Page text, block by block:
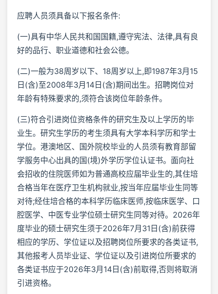
应聘人员须具备以下报名条件:
(一)具有中华人民共和国国籍,遵守宪法、法律,具有良
好的品行、职业道德和社会公德。
(二)一般为38周岁以下、18周岁以上,即1987年3月15
日(含)至2008年3月14日(含)期间出生。招聘岗位对
年龄有特殊要求的,须符合该岗位年龄条件。
(三)符合引进岗位资格条件的研究生及以上学历的毕
业生。研究生学历的考生须具有大学本科学历和学士
学位。港澳地区、国外院校毕业的人员须有教育部留
学服务中心出具的国(境)外学历学位认证书。面向社
会招收的住院医师如为普通高校应届毕业生的,其住培
合格当年在医疗卫生机构就业,按当年应届毕业生同等
对待;经住培合格的本科学历临床医师,按临床医学、口
腔医学、中医专业学位硕士研究生同等对待。2026年
度毕业的硕士研究生须于2026年7月31日(含)前获得
相应的学历、学位证以及招聘岗位所要求的各类证书,
其他报考人员毕业证、学位证以及引进岗位所要求的
各类证书应于2026年3月14日(含)前取得,否则将取消
引进资格。